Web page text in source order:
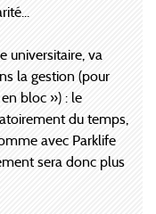
universitaire, va
la gestion (pour
bloc ») : le
du temps,
avec Parklife
sera donc plus